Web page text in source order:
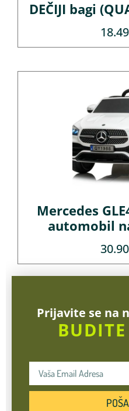
DEČIJI bagi
Mercedes
automobil
Prijavite se na